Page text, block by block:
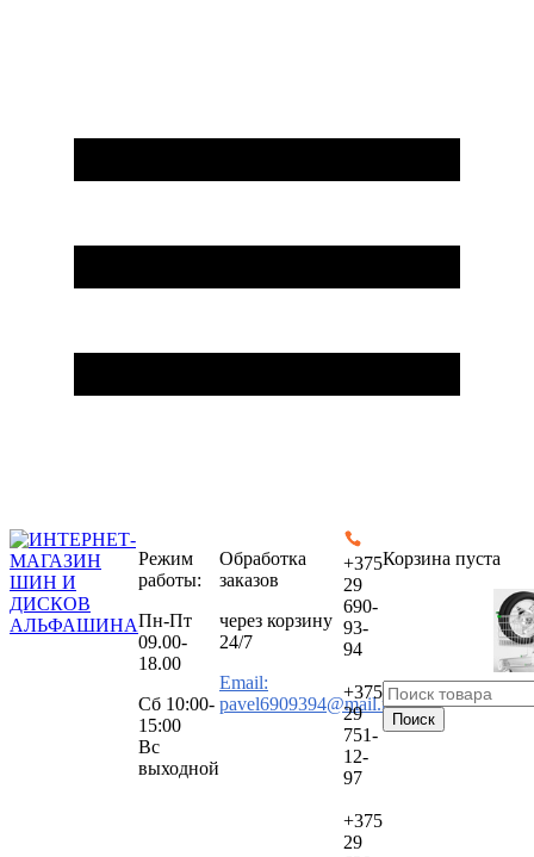
Режим
работы:
Пн-Пт
09.00-
18.00
Сб 10:00-
15:00
Вс
выходной
Обработка
заказов
через корзину
24/7
Email:
pavel6909394@mail.ru
+375
29
690-
93-
94
+375
29
751-
12-
97
+375
29
Корзина пуста
Поиск